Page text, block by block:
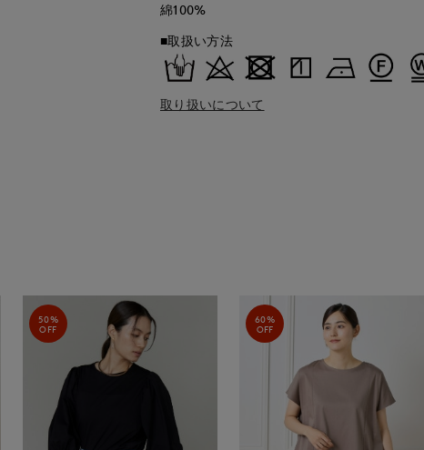
綿100%
■取扱い方法
取り扱いについて
50%
OFF
60%
OFF